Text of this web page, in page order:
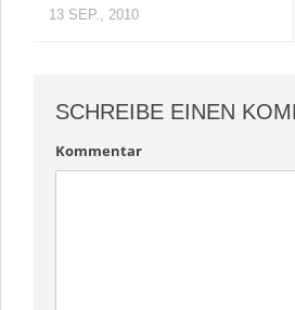
13 SEP., 2010
SCHREIBE EINEN
Kommentar